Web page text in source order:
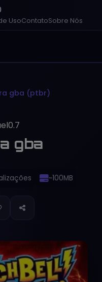
UsoContatoSobre Nós
gba (ptbr)
gba
~100MB